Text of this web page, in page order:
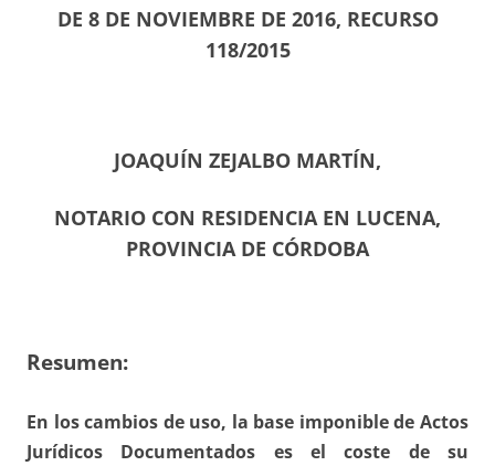
DE 8 DE NOVIEMBRE DE 2016, RECURSO
118/2015
JOAQUÍN ZEJALBO MARTÍN,
NOTARIO CON RESIDENCIA EN LUCENA,
PROVINCIA DE CÓRDOBA
Resumen:
En los cambios de uso, la base imponible de Actos
Jurídicos Documentados es el coste de su